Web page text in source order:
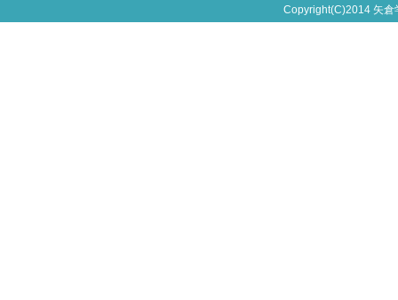
Copyright(C)2014 矢倉